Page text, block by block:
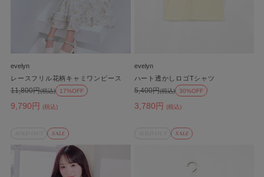
evelyn
レースフリル花柄キャミワンピース
9,790円 (税込)
11,800円(税込) 17%OFF
evelyn
ハート透かしロゴTシャツ
3,780円 (税込)
5,400円(税込) 30%OFF
SALE SALE